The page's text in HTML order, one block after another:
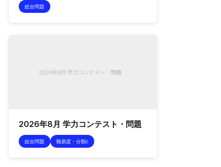
総合問題
2026年8月 学力コンテスト・問題
総合問題 難易度・分類c